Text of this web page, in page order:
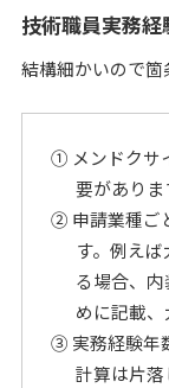
技術職員実務
結構細かいので箇
① メンドクサ
要がありま
② 申請業種ご
す。例え
る場合、
めに記載、
③ 実務経験年
計算は片